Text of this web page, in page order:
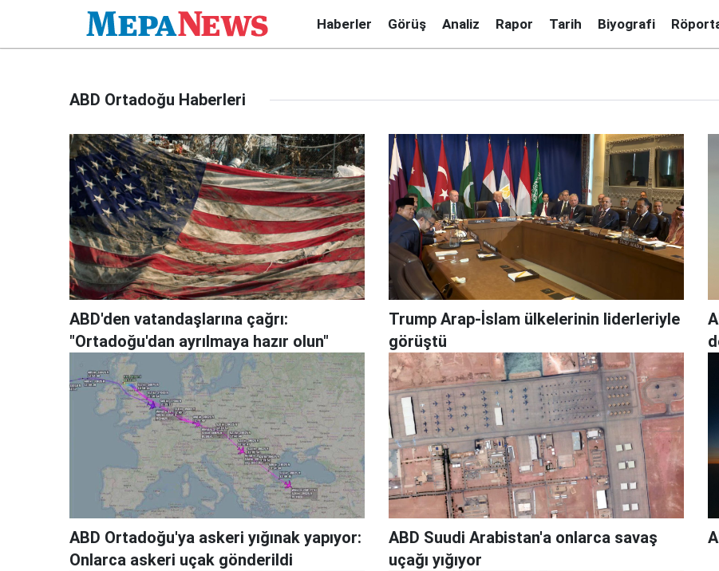
Haberler Görüş Analiz Rapor Tarih Biyografi
ABD Ortadoğu Haberleri
ABD'den vatandaşlarına çağrı:
"Ortadoğu'dan ayrılmaya hazır olun"
Trump Arap-İslam ülkelerinin liderleriyle
görüştü
ABD Ortadoğu'ya askeri yığınak yapıyor:
Onlarca askeri uçak gönderildi
ABD Suudi Arabistan'a onlarca savaş
uçağı yığıyor